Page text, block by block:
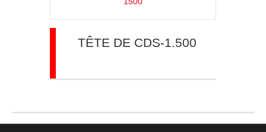
TÊTE DE CDS-1.500